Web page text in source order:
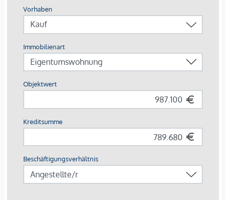
und der Augarten laden zu Freizeit und Entspannung ein,
während die Anbindung mit öffentlichen Verkehrsmitteln
Infrastruktur vor Ort
Buslinien: 5A, 11A, 11B, 37A
S-Bahn-Stationen: Traisengasse und Handelskai
von EUR 192.700,- bis EUR 1.181.700,- netto zzgl. 20% USt.
Zu erwartender Mietertrag